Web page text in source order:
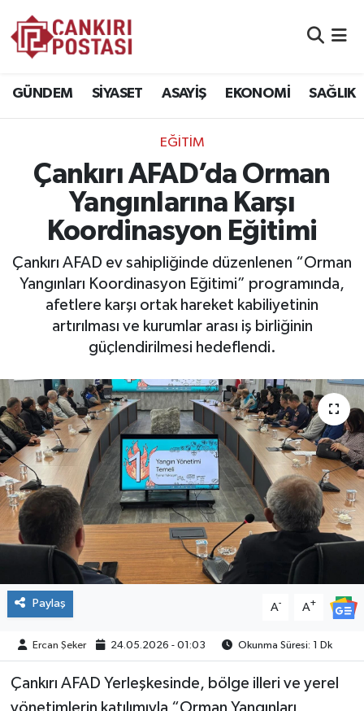
GÜNDEM SİYASET ASAYİŞ EKONOMİ SAĞLIK
EĞİTİM
Çankırı AFAD’da Orman
Yangınlarına Karşı
Koordinasyon Eğitimi
Çankırı AFAD ev sahipliğinde düzenlenen “Orman
Yangınları Koordinasyon Eğitimi” programında,
afetlere karşı ortak hareket kabiliyetinin
artırılması ve kurumlar arası iş birliğinin
güçlendirilmesi hedeflendi.
Paylaş A- A+
Ercan Şeker 24.05.2026 - 01:03 Okunma Süresi: 1 Dk
Çankırı AFAD Yerleşkesinde, bölge illeri ve yerel
EKONOMİ
SAĞLIK
SPOR
EĞİTİM
YAŞAM
ÇEVRE
İLÇELER
RESMİ İLANLAR
KÜLTÜR
TURİZM
MAGAZİN
VEFAT
BİLİM&TEKNOLOJİ
Trafik Durumu
Süper Lig Puan Durumu ve Fikstür
Tüm Manşetler
Son Dakika Haberleri
Haber Arşivi